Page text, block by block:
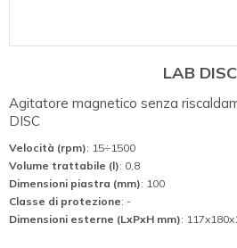
LAB DISC
Agitatore magnetico senza
DISC
Velocità (rpm): 15÷1500
Volume trattabile (l): 0,8
Dimensioni piastra (mm): 100
Classe di protezione: -
Dimensioni esterne (LxPxH mm):